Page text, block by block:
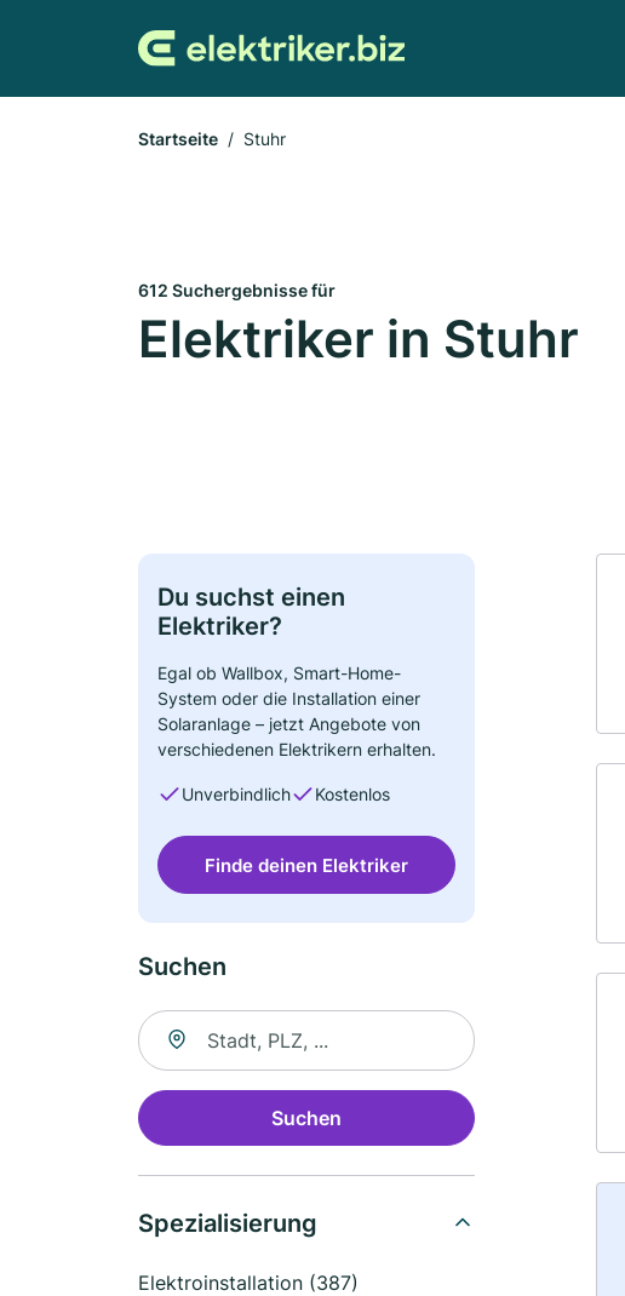
Startseite Stuhr
612 Suchergebnisse für
Elektriker in Stuhr
Du suchst einen
Elektriker?
Egal ob Wallbox, Smart-Home-
System oder die Installation einer
Solaranlage – jetzt Angebote von
verschiedenen Elektrikern erhalten.
Unverbindlich Kostenlos
Finde deinen Elektriker
Suchen
Suche nach Ort
Suchen
Spezialisierung
Elektroinstallation (387)